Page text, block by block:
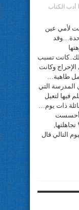
أدب الكتاب
لأمي عين
تسبب
الإحراج وكانت
طاهية…
المدرسة التي
فيها لتعيل
ذات يوم…
أحسست
التالي قال